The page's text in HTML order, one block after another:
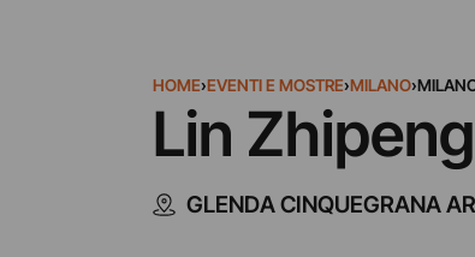
HOME›EVENTI E MOSTRE›MILANO›
Lin
GLENDA CINQUEGRANA